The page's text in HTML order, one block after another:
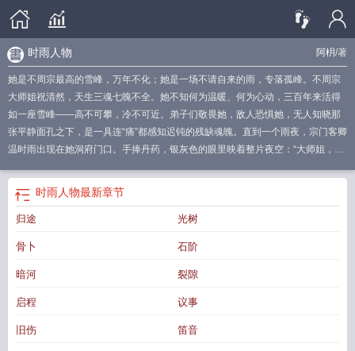
阿枂/著
时雨人物
她是不周宗最高的雪峰，万年不化；她是一场不请自来的雨，专落孤峰。不周宗
大师姐祝清然，天生三魂七魄不全。她不知何为温暖、何为心动，三百年来活得
如一座雪峰——高不可攀，冷不可近。弟子们敬畏她，敌人恐惧她，无人知晓那
张平静面孔之下，是一具连“痛”都感知迟钝的残缺魂魄。直到一个雨夜，宗门客卿
温时雨出现在她洞府门口。手捧丹药，银灰色的眼里映着整片夜空：“大师姐，你
写了三百年的“感觉日记”，第一次反复出现同一个名字——温时雨。可她不知道，
这个看起来温软无害的宗门客卿，来历成谜，境界深不可测。连不周宗掌门都看
不透她，连天道降下的天劫都要在她面前止步。她更不知道，温时雨已经等了她
咒而彼此错失——一人记得时，另一人必遗忘。这一世，温时雨记得所有。而祝
清然，什么都不知道。当残缺的魂魄开始被填补，当冰冷的心第一次学会跳动，
时雨时雨时晴的下一句 时雨时晴的下一句是什么
歌时雨时晴啥意思 时雨亦清
时雨人物最新章节
归途 光树
骨卜 石阶
暗河 裂隙
启程 议事
旧伤 笛音